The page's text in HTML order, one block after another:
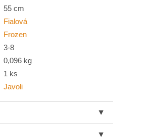
55 cm
Fialová
Frozen
3-8
0,096 kg
1 ks
Javoli